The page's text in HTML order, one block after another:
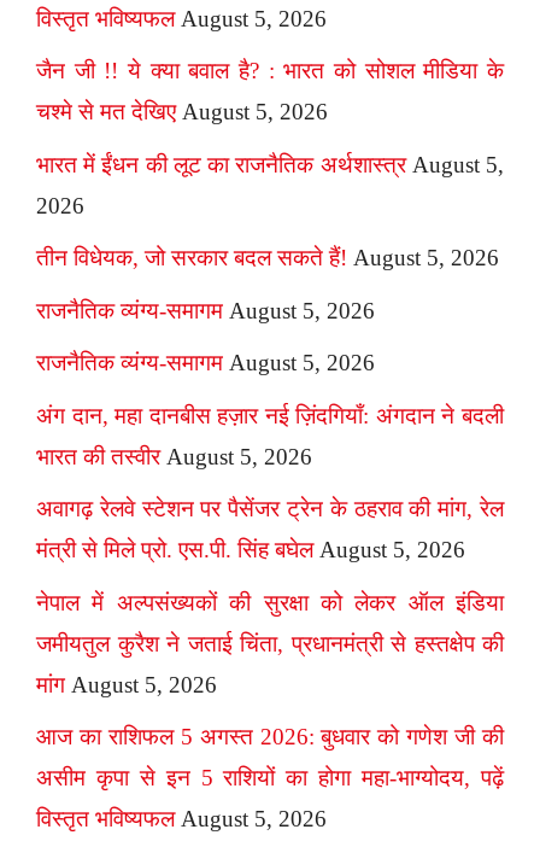
विस्तृत भविष्यफल August 5, 2026
जैन जी !! ये क्या बवाल है? : भारत को सोशल मीडिया के
चश्मे से मत देखिए August 5, 2026
भारत में ईंधन की लूट का राजनैतिक अर्थशास्त्र August 5,
2026
तीन विधेयक, जो सरकार बदल सकते हैं! August 5, 2026
राजनैतिक व्यंग्य-समागम August 5, 2026
राजनैतिक व्यंग्य-समागम August 5, 2026
अंग दान, महा दानबीस हज़ार नई ज़िंदगियाँ: अंगदान ने बदली
भारत की तस्वीर August 5, 2026
अवागढ़ रेलवे स्टेशन पर पैसेंजर ट्रेन के ठहराव की मांग, रेल
मंत्री से मिले प्रो. एस.पी. सिंह बघेल August 5, 2026
नेपाल में अल्पसंख्यकों की सुरक्षा को लेकर ऑल इंडिया
जमीयतुल कुरैश ने जताई चिंता, प्रधानमंत्री से हस्तक्षेप की
मांग August 5, 2026
आज का राशिफल 5 अगस्त 2026: बुधवार को गणेश जी की
असीम कृपा से इन 5 राशियों का होगा महा-भाग्योदय, पढ़ें
विस्तृत भविष्यफल August 5, 2026